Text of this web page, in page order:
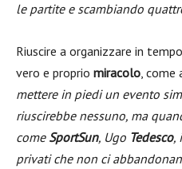
le partite e scambiando
Riuscire a organizzare in
vero e proprio miracolo, come
mettere in piedi un evento
riuscirebbe nessuno, ma
come SportSun, Ugo Tedesco,
privati che non ci